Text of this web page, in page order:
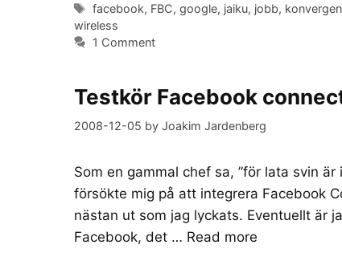
Tags
facebook, FBC,google, jaiku, jobb,
wireless
1 Comment
Testkör Facebook
2008-12-05 by Joakim Jardenberg
Som en gammal chef sa, ”för lata svin
försökte mig på att integrera Facebook
nästan ut som jag lyckats. Eventuellt är
Facebook, det … Read more